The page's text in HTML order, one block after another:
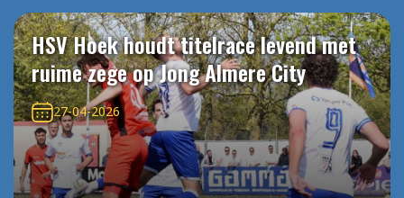
HSV Hoek houdt titelrace levend met
ruime zege op Jong Almere City
27-04-2026